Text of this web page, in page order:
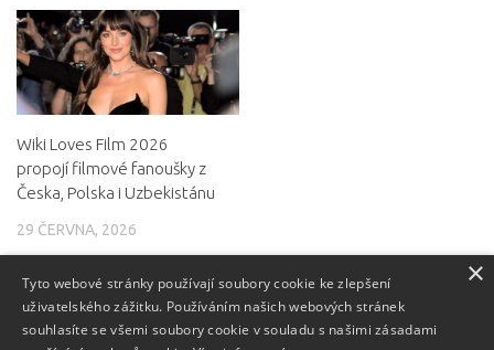
Wiki Loves Film 2026
propojí filmové fanoušky z
Česka, Polska i Uzbekistánu
29 ČERVNA, 2026
×
Tyto webové stránky používají soubory cookie ke zlepšení
uživatelského zážitku. Používáním našich webových stránek
souhlasíte se všemi soubory cookie v souladu s našimi zásadami